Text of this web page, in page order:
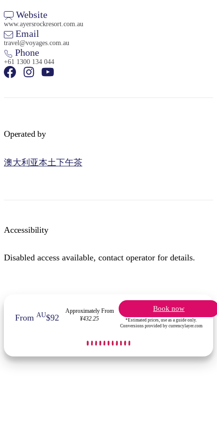
Website
www.ayersrockresort.com.au
Email
travel@voyages.com.au
Phone
+61 1300 134 044
Operated by
澳大利亚本土下午茶
Accessibility
Disabled access available, contact operator for details.
From AU$92
Approximately From
¥432.25
Book now
*Estimated prices, use as a guide only.
Conversions provided by currencylayer.com